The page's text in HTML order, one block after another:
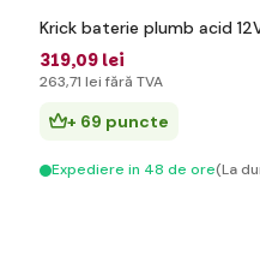
Krick baterie plumb acid
319,09 lei
263,71 lei fără TVA
+ 69 puncte
Expediere in 48 de ore(La